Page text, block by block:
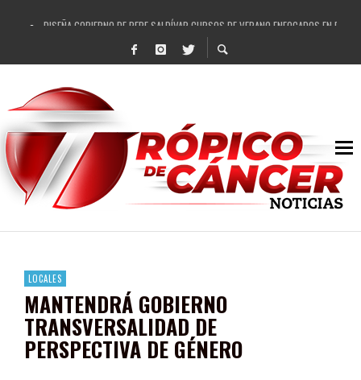
DISEÑA GOBIERNO DE PEPE SALDÍVAR CURSOS DE VERANO ENFOCADOS EN
REFRENDAN LOS 28 DELEGADOS Y 14 COMISARIADOS DE GUADALUPE APOYO A
FORTALECE GOBIERNO DE PEPE SALDÍVAR LA EDUCACIÓN EN LA ZACATECANA
GOBIERNO DE PEPE SALDÍVAR Y GRUPO FEMSA GENERAN MÁS DE 3 MIL EMPLEOS
CUARTA FERIA EXPO AGROPECUARIA TRAJO BENEFICIO DIRECTO A GUADALUPE:
RECONOCE PEPE SALDÍVAR A ARTISTA ZACATECANA VICTORIA HERNÁNDEZ
EGRESA GOBIERNO DE PEPE SALDÍVAR A 500 NUEVAS EMPRESARIAS
SON MUJERES GUADALUPENSES PRINCIPALES BENEFICIADAS DEL PROGRAMA
LOCALES
MANTENDRÁ GOBIERNO
TRANSVERSALIDAD DE
PERSPECTIVA DE GÉNERO